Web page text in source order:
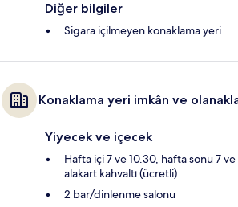
Diğer bilgiler
Sigara içilmeyen konaklama yeri
Konaklama yeri imkân ve
Yiyecek ve içecek
Hafta içi 7 ve 10.30, hafta sonu 7 ve
alakart kahvaltı (ücretli)
2 bar/dinlenme salonu